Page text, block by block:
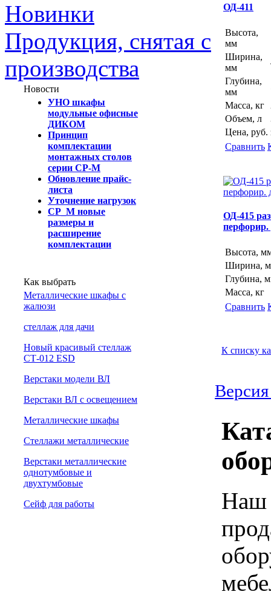
Новинки
Продукция, снятая с
производства
Новости
УНО шкафы
модульные офисные
ДИКОМ
Принцип
комплектации
монтажных столов
серии СР-М
Обновление прайс-
листа
Уточнение нагрузок
СР_М новые
размеры и
расширение
комплектации
Как выбрать
Металлические шкафы с
жалюзи
cтеллаж для дачи
Новый красивый стеллаж
СТ-012 ESD
Верстаки модели ВЛ
Верстаки ВЛ с освещением
Металлические шкафы
Стеллажи металлические
Верстаки металлические
однотумбовые и
двухтумбовые
Сейф для работы
ОД-411
Высота,
мм
Ширина,
мм
Глубина,
мм
Масса, кг
Объем, л
Цена, руб.
Сравнить
ОД-415
перфорир.
Высота,
Ширина,
Глубина,
Масса, кг
Сравнить
К списку
Наш